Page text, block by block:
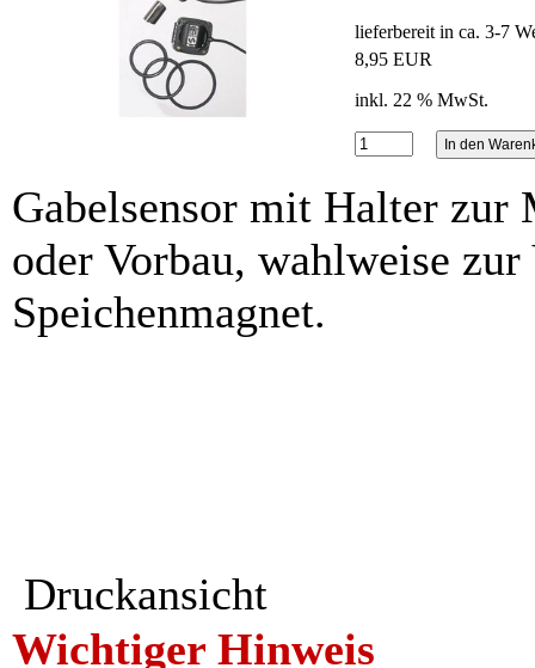
lieferbereit in ca. 3-7
8,95 EUR
inkl. 22 % MwSt.
Gabelsensor mit Halter zur
oder Vorbau, wahlweise
Speichenmagnet.
Druckansicht
Wichtiger Hinweis